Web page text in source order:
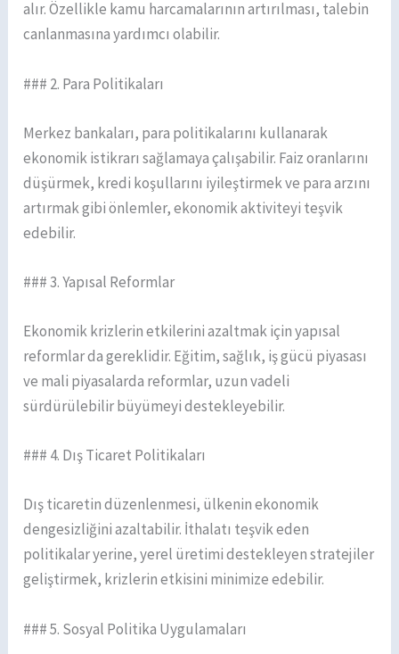
alır. Özellikle kamu harcamalarının artırılması, talebin
canlanmasına yardımcı olabilir.
### 2. Para Politikaları
Merkez bankaları, para politikalarını kullanarak
ekonomik istikrarı sağlamaya çalışabilir. Faiz oranlarını
düşürmek, kredi koşullarını iyileştirmek ve para arzını
artırmak gibi önlemler, ekonomik aktiviteyi teşvik
edebilir.
### 3. Yapısal Reformlar
Ekonomik krizlerin etkilerini azaltmak için yapısal
reformlar da gereklidir. Eğitim, sağlık, iş gücü piyasası
ve mali piyasalarda reformlar, uzun vadeli
sürdürülebilir büyümeyi destekleyebilir.
### 4. Dış Ticaret Politikaları
Dış ticaretin düzenlenmesi, ülkenin ekonomik
dengesizliğini azaltabilir. İthalatı teşvik eden
politikalar yerine, yerel üretimi destekleyen stratejiler
geliştirmek, krizlerin etkisini minimize edebilir.
### 5. Sosyal Politika Uygulamaları